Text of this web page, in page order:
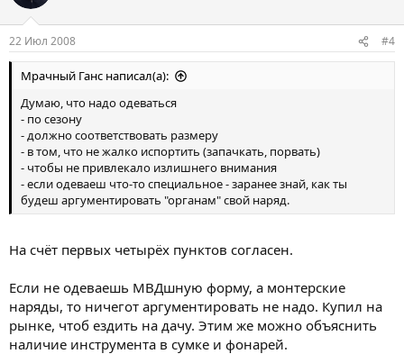
22 Июл 2008 #4
Мрачный Ганс написал(а):
Думаю, что надо одеваться
- по сезону
- должно соответствовать размеру
- в том, что не жалко испортить (запачкать, порвать)
- чтобы не привлекало излишнего внимания
- если одеваеш что-то специальное - заранее знай, как ты
будеш аргументировать "органам" свой наряд.
На счёт первых четырёх пунктов согласен.
Если не одеваешь МВДшную форму, а монтерские
наряды, то ничегот аргументировать не надо. Купил на
рынке, чтоб ездить на дачу. Этим же можно объяснить
наличие инструмента в сумке и фонарей.